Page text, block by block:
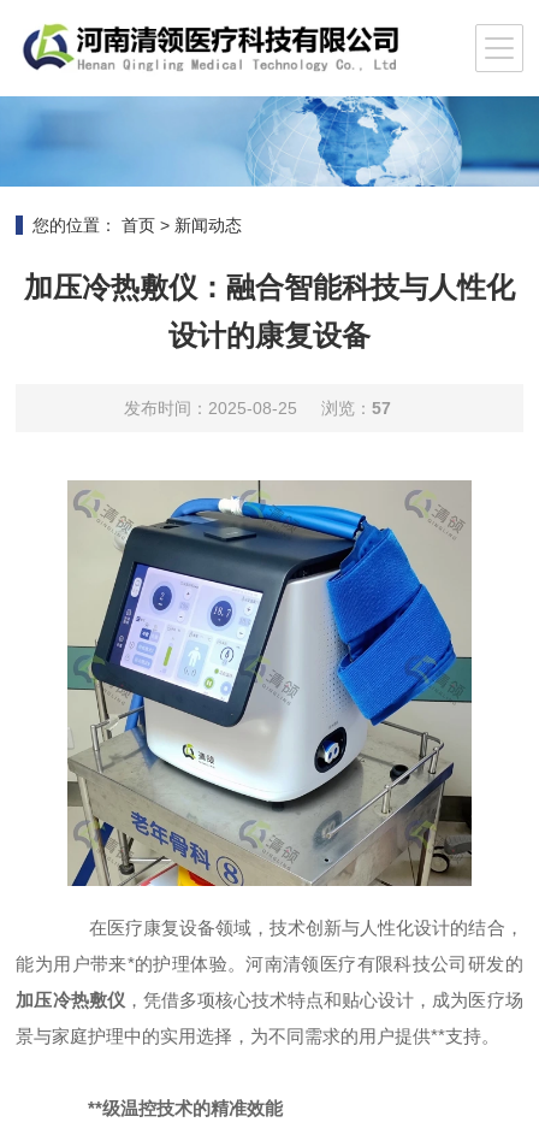
您的位置： 首页 > 新闻动态
加压冷热敷仪：融合智能科技与人性化
设计的康复设备​
发布时间：2025-08-25 浏览： 57
在医疗康复设备领域，技术创新与人性化设计的结合，
能为用户带来*的护理体验。河南清领医疗有限科技公司研发的
加压冷热敷仪 ，凭借多项核心技术特点和贴心设计，成为医疗场
景与家庭护理中的实用选择，为不同需求的用户提供**支持。
**级温控技术的精准效能